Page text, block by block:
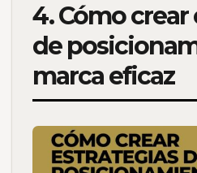
4. Cómo crear
de
marca eficaz